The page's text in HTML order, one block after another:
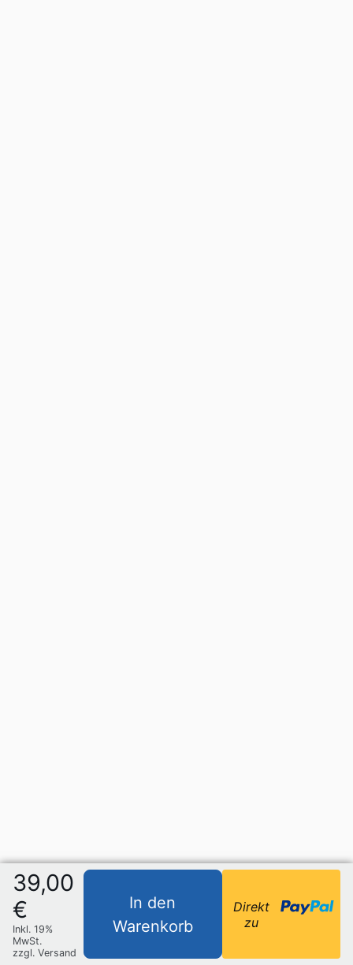
39,00
€
Inkl. 19%
MwSt.
zzgl. Versand
In den
Warenkorb
Direkt
zu